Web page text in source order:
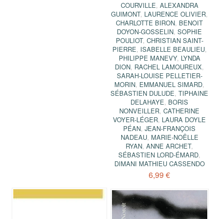
COURVILLE, ALEXANDRA
GUIMONT, LAURENCE OLIVIER,
CHARLOTTE BIRON, BENOIT
DOYON-GOSSELIN,SOPHIE
POULIOT, CHRISTIAN SAINT-
PIERRE, ISABELLE BEAULIEU,
PHILIPPE MANEVY, LYNDA
DION, RACHEL LAMOUREUX,
SARAH-LOUISE PELLETIER-
MORIN, EMMANUEL SIMARD,
SÉBASTIEN DULUDE,TIPHAINE
DELAHAYE, BORIS
NONVEILLER,CATHERINE
VOYER-LÉGER, LAURA DOYLE
PÉAN,JEAN-FRANÇOIS
NADEAU, MARIE-NOËLLE
RYAN,ANNE ARCHET,
SÉBASTIEN LORD-ÉMARD,
DIMANI MATHIEU CASSENDO
6,99 €